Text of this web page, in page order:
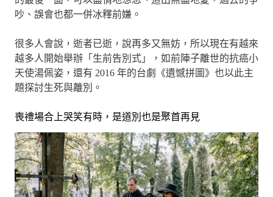
吵、誤會也都一併冰釋前嫌。
很多人會說，逝者已逝，說再多又無妨，所以現在有越來
越多人開始舉辦「生前告別式」，如前陣子離世的抗癌小
天使湯佩姿，還有 2016 年的台劇《遺憾拼圖》也以此主
題探討生死與離別。
喪禮場合上哭笑有時，是道別也是聚首再見